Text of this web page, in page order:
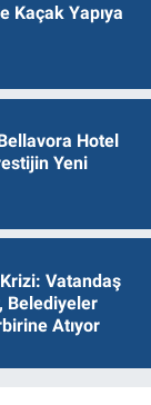
Kaçak Yapıya
Hotel
Yeni
Vatandaş
Belediyeler
Atıyor